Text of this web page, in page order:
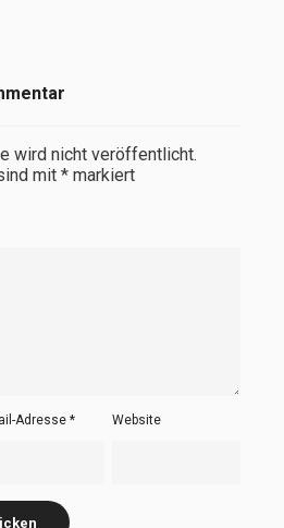
wird nicht veröffentlicht.
mit * markiert
Adresse* Website